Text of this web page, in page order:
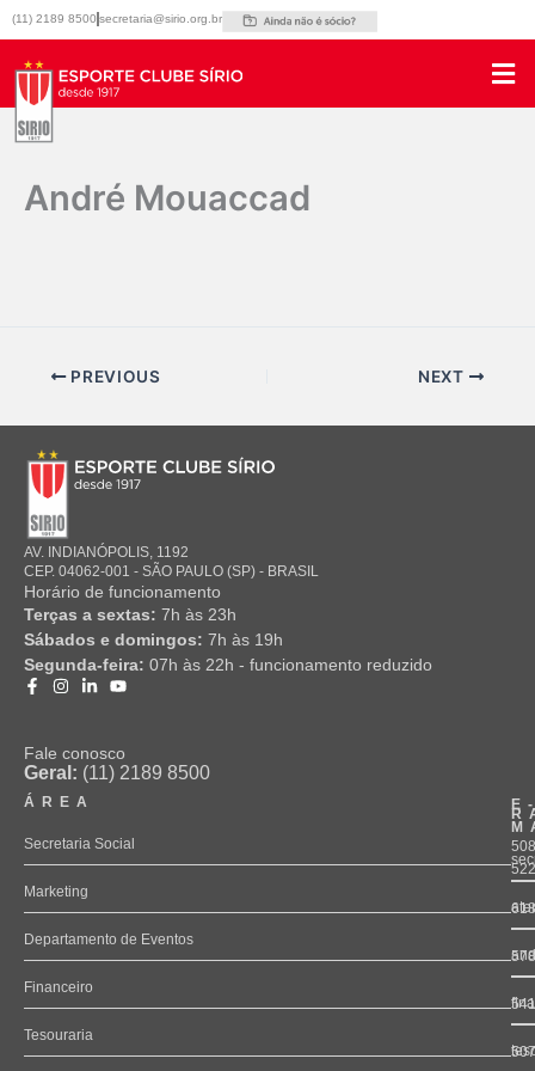
para
conteúdo
(11) 2189 8500 secretaria@sirio.org.br
André Mouaccad
PREVIOUS NEXT
AV. INDIANÓPOLIS, 1192
CEP. 04062-001 - SÃO PAULO (SP) - BRASIL
Horário de funcionamento
Terças a sextas: 7h às 23h
Sábados e domingos: 7h às 19h
Segunda-feira: 07h às 22h - funcionamento reduzido
Fale conosco
Geral: (11) 2189 8500
ÁREA
Secretaria Social
Marketing
Departamento de Eventos
Financeiro
Tesouraria
522
618
578
541
507